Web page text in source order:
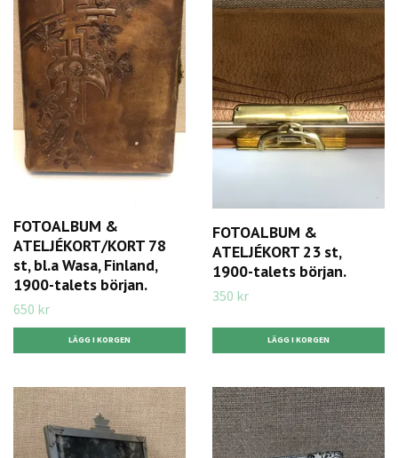
FOTOALBUM &
ATELJÉKORT/KORT 78
st, bl.a Wasa, Finland,
1900-talets början.
650 kr
FOTOALBUM &
ATELJÉKORT 23 st,
1900-talets början.
350 kr